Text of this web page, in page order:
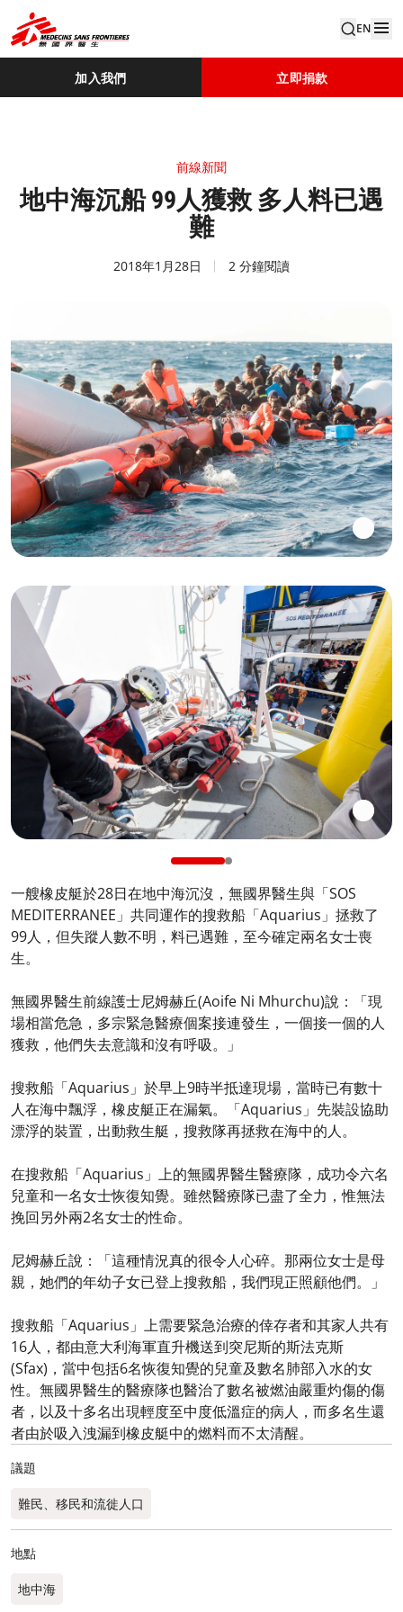
EN
加入我們 立即捐款
前線新聞
地中海沉船 99人獲救 多人料已遇
難
2018年1月28日 2 分鐘閱讀
一艘橡皮艇於28日在地中海沉沒，無國界醫生與「SOS
MEDITERRANEE」共同運作的搜救船「Aquarius」拯救了
99人，但失蹤人數不明，料已遇難，至今確定兩名女士喪
生。
無國界醫生前線護士尼姆赫丘(Aoife Ni Mhurchu)說：「現
場相當危急，多宗緊急醫療個案接連發生，一個接一個的人
獲救，他們失去意識和沒有呼吸。」
搜救船「Aquarius」於早上9時半抵達現場，當時已有數十
人在海中飄浮，橡皮艇正在漏氣。「Aquarius」先裝設協助
漂浮的裝置，出動救生艇，搜救隊再拯救在海中的人。
在搜救船「Aquarius」上的無國界醫生醫療隊，成功令六名
兒童和一名女士恢復知覺。雖然醫療隊已盡了全力，惟無法
挽回另外兩2名女士的性命。
尼姆赫丘說：「這種情況真的很令人心碎。那兩位女士是母
親，她們的年幼子女已登上搜救船，我們現正照顧他們。」
搜救船「Aquarius」上需要緊急治療的倖存者和其家人共有
16人，都由意大利海軍直升機送到突尼斯的斯法克斯
(Sfax)，當中包括6名恢復知覺的兒童及數名肺部入水的女
性。無國界醫生的醫療隊也醫治了數名被燃油嚴重灼傷的傷
者，以及十多名出現輕度至中度低溫症的病人，而多名生還
者由於吸入洩漏到橡皮艇中的燃料而不太清醒。
議題
難民、移民和流徙人口
地點
地中海